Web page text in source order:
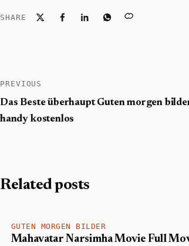
SHARE
PREVIOUS
Das Beste überhaupt Guten morgen
handy kostenlos
Related posts
GUTEN MORGEN BILDER
Mahavatar Narsimha Movie Full